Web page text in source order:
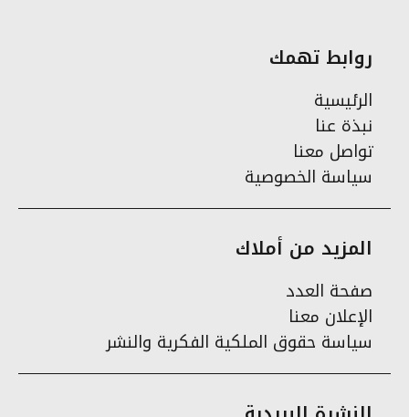
روابط تهمك
الرئيسية
نبذة عنا
تواصل معنا
سياسة الخصوصية
المزيد من أملاك
صفحة العدد
الإعلان معنا
سياسة حقوق الملكية الفكرية والنشر